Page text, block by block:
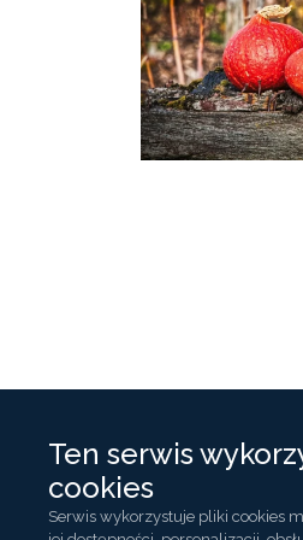
Ten serwis
cookies
Serwis wykorzystuje pliki cookies